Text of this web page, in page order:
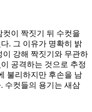
이 짝짓기 뒤 수컷을
. 그 이유가 명확히 밝
강해 짝짓기와 무관하
공격하는 것으로 추정
불리하지만 후손을 남
수컷들의 용기는 새삼